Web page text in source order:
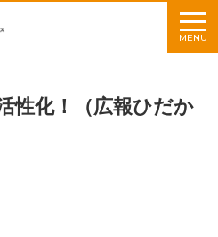
MENU
性化！（広報ひだか